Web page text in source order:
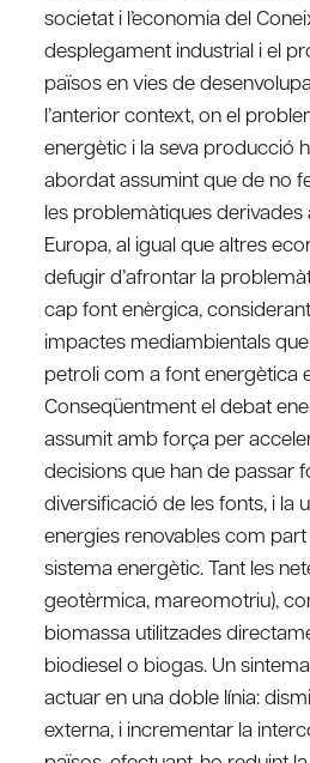
societat i l’economia del
desplegament industrial i el
països en vies de
l’anterior context, on el
energètic i la seva producció
abordat assumint que de no
les problemàtiques derivades
Europa, al igual que altres
defugir d’afrontar la
cap font enèrgica,
impactes mediambientals que
petroli com a font energètica
Conseqüentment el debat
assumit amb força per
decisions que han de passar
diversificació de les fonts, i la
energies renovables com
sistema energètic. Tant les
geotèrmica, mareomotriu),
biomassa utilitzades
biodiesel o biogas. Un
actuar en una doble línia:
externa, i incrementar la